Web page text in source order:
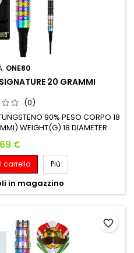
ONE80
20 GRAMMI
(0)
90% PESO CORPO 18
WEIGHT(G) 18 DIAMETER
€
carrello Più
in magazzino
favorite_border